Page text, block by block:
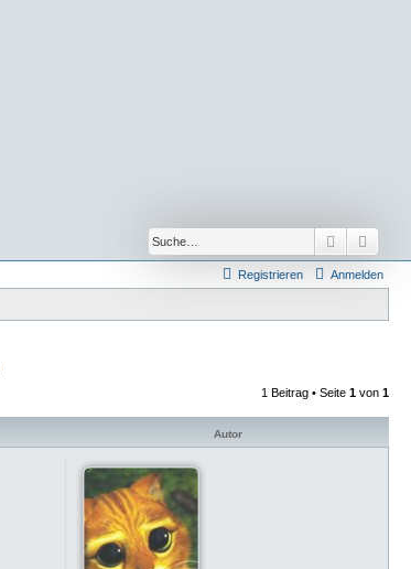
Suche
Anmelden
Registrieren
1 Beitrag • Seite 1 von 1
Autor